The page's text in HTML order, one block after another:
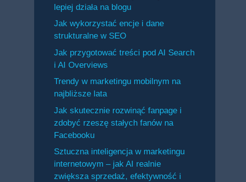
lepiej działa na blogu
Jak wykorzystać encje i dane
strukturalne w SEO
Jak przygotować treści pod AI Search
i AI Overviews
Trendy w marketingu mobilnym na
najbliższe lata
Jak skutecznie rozwinąć fanpage i
zdobyć rzeszę stałych fanów na
Facebooku
Sztuczna inteligencja w marketingu
internetowym – jak AI realnie
zwiększa sprzedaż, efektywność i